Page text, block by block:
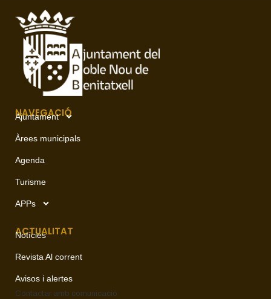
NAVEGACIÓ
Ajuntament
Àrees municipals
Agenda
Turisme
APPs
ACTUALITAT
Notícies
Revista Al corrent
Avisos i alertes
Contactar amb comunicació